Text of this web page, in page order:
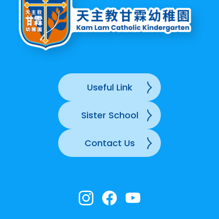
Useful Link
Sister School
Contact Us